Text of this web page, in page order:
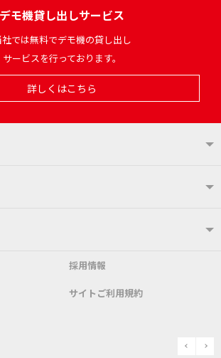
デモ機貸し出しサービス
社では無料でデモ機の貸し出し
サービスを行っております。
詳しくはこちら
自動はんだ送り装置
デモ機貸し出しサービス
SDS(MSDS)製品
社長あいさつ
採用情報
サイトご利用規約
prev